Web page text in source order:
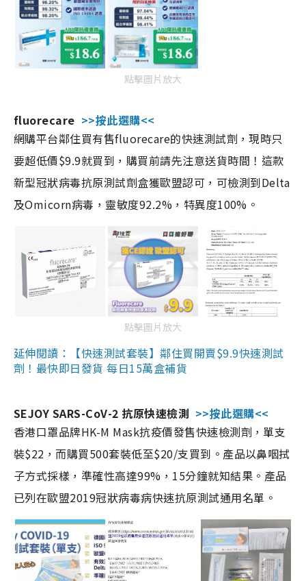
點擊圖片放大
fluorecare >>按此選購<<
網購平台鄰住買有售fluorecare的快速測試劑，現時只
要超低價$9.9就買到，購買前請先注意送貨時間！這款
新型冠狀病毒抗原測試劑盒獲歐盟認可，可檢測到Delta
及Omicorn病毒，靈敏度92.2%，特異度100%。
點擊圖片放大
延伸閱讀：【快速測試套裝】鄰住買開賣$9.9快速測試
劑！最快即日發貨 每日15萬盒補貨
SEJOY SARS-CoV-2 抗原快速檢測 >>按此選購<<
香港口罩品牌HK-M Mask抗疫價發售快速檢測劑，單支
裝$22，而購買500套裝低至$20/支買到。產品以鼻咽拭
子方式採樣，準確性高達99%，15分鐘就知結果。產品
已列在歐盟2019冠狀病毒病快速抗原測試通用名單。